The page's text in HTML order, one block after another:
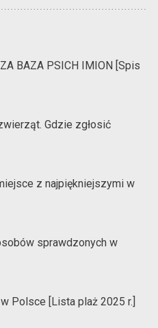
BAZA PSICH IMION [Spis
Gdzie zgłosić
z najpiękniejszymi w
sprawdzonych w
Polsce [Lista plaż 2025 r.]